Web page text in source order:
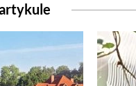
W NATURZE
GRZYBY